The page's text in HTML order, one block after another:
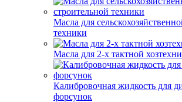
Масла для
техники
Масла для 2-х тактной
Калибровочная жидкость для
форсунок